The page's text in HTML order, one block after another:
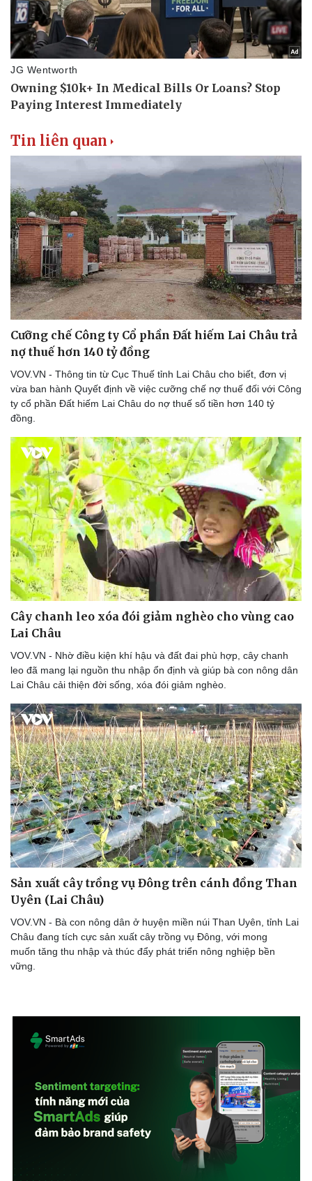
Doanh nghiệp
Thông tin doanh nghiệp
Doanh nghiệp 24h
Doanh nhân
Sành điệu
Tin Công nghệ
Trải nghiệm
Sức khỏe
Sản phụ khoa
Nhi khoa
Nam khoa
Làm đẹp - giảm cân
Đời sống
Nhà đẹp
Tình yêu - Gia đình
Tin liên quan
Cưỡng chế Công ty Cổ phần Đất hiếm Lai Châu trả
nợ thuế hơn 140 tỷ đồng
VOV.VN - Thông tin từ Cục Thuế tỉnh Lai Châu cho biết, đơn vị
vừa ban hành Quyết định về việc cưỡng chế nợ thuế đối với Công
ty cổ phần Đất hiếm Lai Châu do nợ thuế số tiền hơn 140 tỷ
đồng.
Cây chanh leo xóa đói giảm nghèo cho vùng cao
Lai Châu
VOV.VN - Nhờ điều kiện khí hậu và đất đai phù hợp, cây chanh
leo đã mang lại nguồn thu nhập ổn định và giúp bà con nông dân
Lai Châu cải thiện đời sống, xóa đói giảm nghèo.
Sản xuất cây trồng vụ Đông trên cánh đồng Than
Uyên (Lai Châu)
VOV.VN - Bà con nông dân ở huyện miền núi Than Uyên, tỉnh Lai
Châu đang tích cực sản xuất cây trồng vụ Đông, với mong
muốn tăng thu nhập và thúc đẩy phát triển nông nghiệp bền
vững.